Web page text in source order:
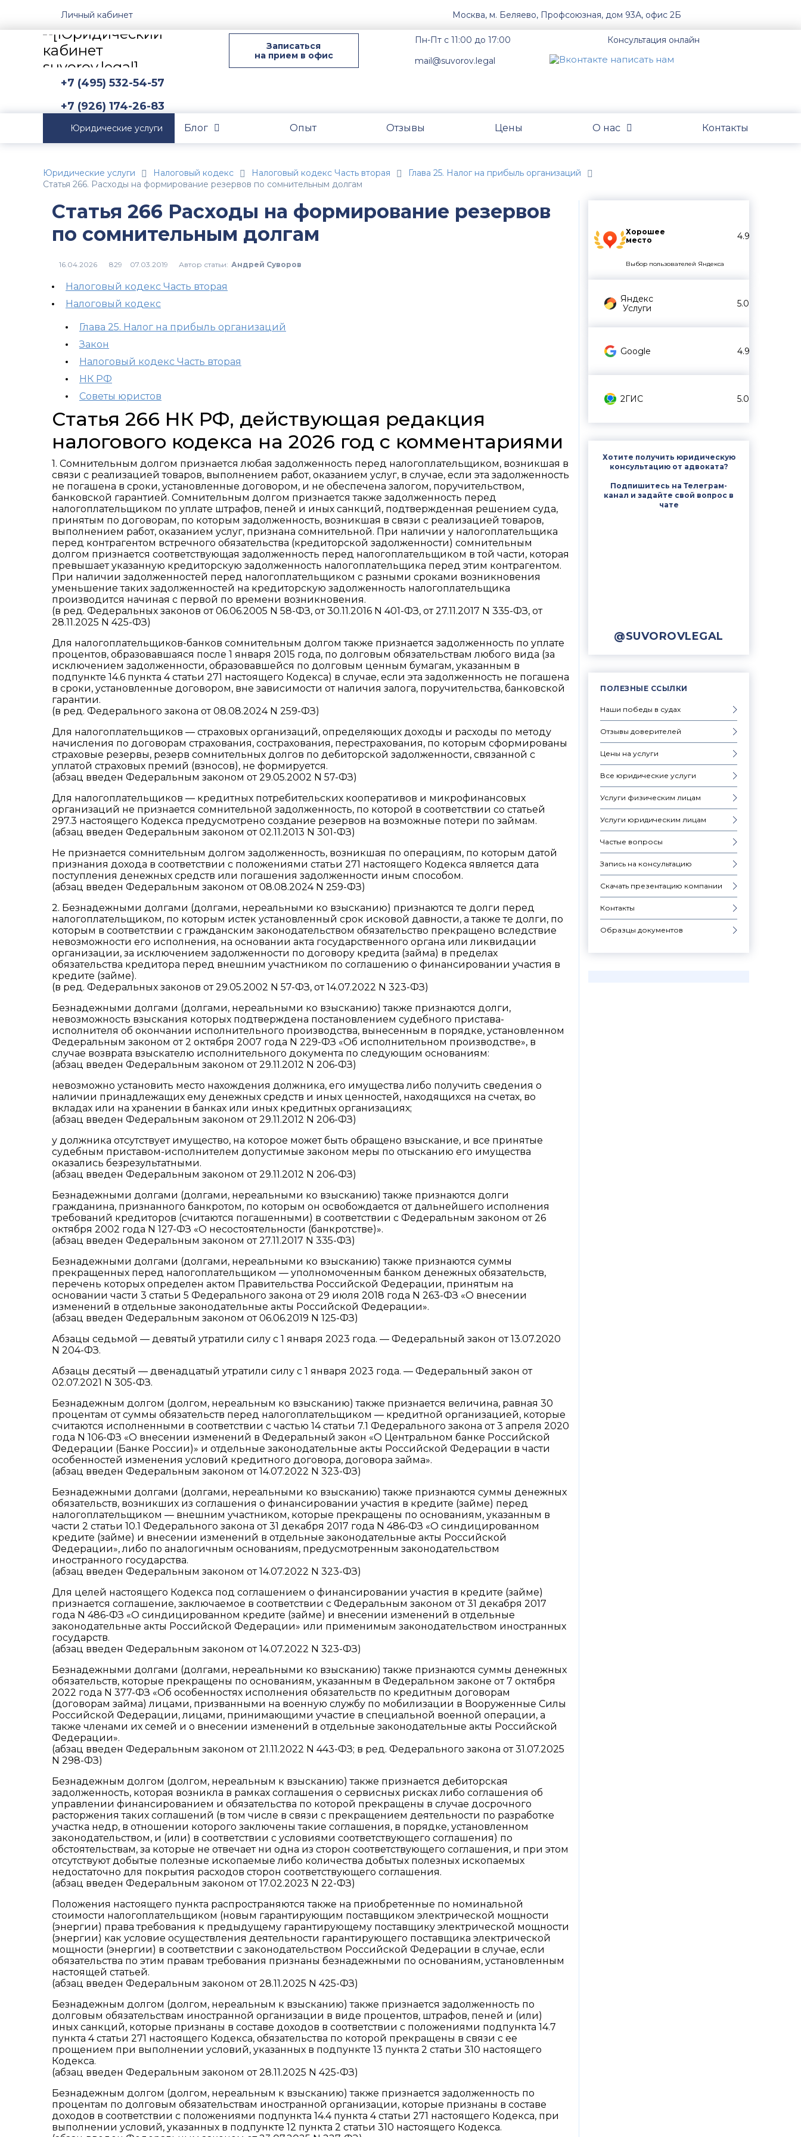
Личный кабинет Москва, м. Беляево, Профсоюзная, дом 93А, офис 2Б
Записаться
на прием в офис
Пн-Пт с 11:00 до 17:00
mail@suvorov.legal
Консультация онлайн
+7 (495) 532-54-57
+7 (926) 174-26-83
Юридические услуги Блог Опыт Отзывы Цены О нас Контакты
Юридические услуги Налоговый кодекс Налоговый кодекс Часть вторая
Глава 25. Налог на прибыль организаций
Статья 266. Расходы на формирование резервов по сомнительным долгам
Хорошее
место
4.9
Выбор пользователей Яндекса
Яндекс
Услуги
5.0
Google 4.9
2ГИС 5.0
Хотите получить юридическую
консультацию от адвоката?
Подпишитесь на Телеграм-
канал и задайте свой вопрос в
чате
@SUVOROVLEGAL
ПОЛЕЗНЫЕ ССЫЛКИ
Наши победы в судах
Отзывы доверителей
Цены на услуги
Все юридические услуги
Услуги физическим лицам
Услуги юридическим лицам
Частые вопросы
Запись на консультацию
Скачать презентацию компании
Контакты
Образцы документов
Статья 266 Расходы на формирование резервов
по сомнительным долгам
829 Автор статьи: Андрей Суворов
Налоговый кодекс Часть вторая
Налоговый кодекс
Глава 25. Налог на прибыль организаций
Закон
Налоговый кодекс Часть вторая
НК РФ
Советы юристов
Статья 266 НК РФ, действующая редакция
налогового кодекса на 2026 год с комментариями
1. Сомнительным долгом признается любая задолженность перед налогоплательщиком, возникшая в
связи с реализацией товаров, выполнением работ, оказанием услуг, в случае, если эта задолженность
не погашена в сроки, установленные договором, и не обеспечена залогом, поручительством,
банковской гарантией. Сомнительным долгом признается также задолженность перед
налогоплательщиком по уплате штрафов, пеней и иных санкций, подтвержденная решением суда,
принятым по договорам, по которым задолженность, возникшая в связи с реализацией товаров,
выполнением работ, оказанием услуг, признана сомнительной. При наличии у налогоплательщика
перед контрагентом встречного обязательства (кредиторской задолженности) сомнительным
долгом признается соответствующая задолженность перед налогоплательщиком в той части, которая
превышает указанную кредиторскую задолженность налогоплательщика перед этим контрагентом.
При наличии задолженностей перед налогоплательщиком с разными сроками возникновения
уменьшение таких задолженностей на кредиторскую задолженность налогоплательщика
производится начиная с первой по времени возникновения.
(в ред. Федеральных законов от 06.06.2005 N 58-ФЗ, от 30.11.2016 N 401-ФЗ, от 27.11.2017 N 335-ФЗ, от
28.11.2025 N 425-ФЗ)
Для налогоплательщиков-банков сомнительным долгом также признается задолженность по уплате
процентов, образовавшаяся после 1 января 2015 года, по долговым обязательствам любого вида (за
исключением задолженности, образовавшейся по долговым ценным бумагам, указанным в
подпункте 14.6 пункта 4 статьи 271 настоящего Кодекса) в случае, если эта задолженность не погашена
в сроки, установленные договором, вне зависимости от наличия залога, поручительства, банковской
гарантии.
(в ред. Федерального закона от 08.08.2024 N 259-ФЗ)
Для налогоплательщиков — страховых организаций, определяющих доходы и расходы по методу
начисления по договорам страхования, сострахования, перестрахования, по которым сформированы
страховые резервы, резерв сомнительных долгов по дебиторской задолженности, связанной с
уплатой страховых премий (взносов), не формируется.
(абзац введен Федеральным законом от 29.05.2002 N 57-ФЗ)
Для налогоплательщиков — кредитных потребительских кооперативов и микрофинансовых
организаций не признается сомнительной задолженность, по которой в соответствии со статьей
297.3 настоящего Кодекса предусмотрено создание резервов на возможные потери по займам.
(абзац введен Федеральным законом от 02.11.2013 N 301-ФЗ)
Не признается сомнительным долгом задолженность, возникшая по операциям, по которым датой
признания дохода в соответствии с положениями статьи 271 настоящего Кодекса является дата
поступления денежных средств или погашения задолженности иным способом.
(абзац введен Федеральным законом от 08.08.2024 N 259-ФЗ)
2. Безнадежными долгами (долгами, нереальными ко взысканию) признаются те долги перед
налогоплательщиком, по которым истек установленный срок исковой давности, а также те долги, по
которым в соответствии с гражданским законодательством обязательство прекращено вследствие
невозможности его исполнения, на основании акта государственного органа или ликвидации
организации, за исключением задолженности по договору кредита (займа) в пределах
обязательства кредитора перед внешним участником по соглашению о финансировании участия в
кредите (займе).
(в ред. Федеральных законов от 29.05.2002 N 57-ФЗ, от 14.07.2022 N 323-ФЗ)
Безнадежными долгами (долгами, нереальными ко взысканию) также признаются долги,
невозможность взыскания которых подтверждена постановлением судебного пристава-
исполнителя об окончании исполнительного производства, вынесенным в порядке, установленном
Федеральным законом от 2 октября 2007 года N 229-ФЗ «Об исполнительном производстве», в
случае возврата взыскателю исполнительного документа по следующим основаниям:
(абзац введен Федеральным законом от 29.11.2012 N 206-ФЗ)
невозможно установить место нахождения должника, его имущества либо получить сведения о
наличии принадлежащих ему денежных средств и иных ценностей, находящихся на счетах, во
вкладах или на хранении в банках или иных кредитных организациях;
(абзац введен Федеральным законом от 29.11.2012 N 206-ФЗ)
у должника отсутствует имущество, на которое может быть обращено взыскание, и все принятые
судебным приставом-исполнителем допустимые законом меры по отысканию его имущества
оказались безрезультатными.
(абзац введен Федеральным законом от 29.11.2012 N 206-ФЗ)
Безнадежными долгами (долгами, нереальными ко взысканию) также признаются долги
гражданина, признанного банкротом, по которым он освобождается от дальнейшего исполнения
требований кредиторов (считаются погашенными) в соответствии с Федеральным законом от 26
октября 2002 года N 127-ФЗ «О несостоятельности (банкротстве)».
(абзац введен Федеральным законом от 27.11.2017 N 335-ФЗ)
Безнадежными долгами (долгами, нереальными ко взысканию) также признаются суммы
прекращенных перед налогоплательщиком — уполномоченным банком денежных обязательств,
перечень которых определен актом Правительства Российской Федерации, принятым на
основании части 3 статьи 5 Федерального закона от 29 июля 2018 года N 263-ФЗ «О внесении
изменений в отдельные законодательные акты Российской Федерации».
(абзац введен Федеральным законом от 06.06.2019 N 125-ФЗ)
Абзацы седьмой — девятый утратили силу с 1 января 2023 года. — Федеральный закон от 13.07.2020
N 204-ФЗ.
Абзацы десятый — двенадцатый утратили силу с 1 января 2023 года. — Федеральный закон от
02.07.2021 N 305-ФЗ.
Безнадежным долгом (долгом, нереальным ко взысканию) также признается величина, равная 30
процентам от суммы обязательств перед налогоплательщиком — кредитной организацией, которые
считаются исполненными в соответствии с частью 14 статьи 7.1 Федерального закона от 3 апреля 2020
года N 106-ФЗ «О внесении изменений в Федеральный закон «О Центральном банке Российской
Федерации (Банке России)» и отдельные законодательные акты Российской Федерации в части
особенностей изменения условий кредитного договора, договора займа».
(абзац введен Федеральным законом от 14.07.2022 N 323-ФЗ)
Безнадежными долгами (долгами, нереальными ко взысканию) также признаются суммы денежных
обязательств, возникших из соглашения о финансировании участия в кредите (займе) перед
налогоплательщиком — внешним участником, которые прекращены по основаниям, указанным в
части 2 статьи 10.1 Федерального закона от 31 декабря 2017 года N 486-ФЗ «О синдицированном
кредите (займе) и внесении изменений в отдельные законодательные акты Российской
Федерации», либо по аналогичным основаниям, предусмотренным законодательством
иностранного государства.
(абзац введен Федеральным законом от 14.07.2022 N 323-ФЗ)
Для целей настоящего Кодекса под соглашением о финансировании участия в кредите (займе)
признается соглашение, заключаемое в соответствии с Федеральным законом от 31 декабря 2017
года N 486-ФЗ «О синдицированном кредите (займе) и внесении изменений в отдельные
законодательные акты Российской Федерации» или применимым законодательством иностранных
государств.
(абзац введен Федеральным законом от 14.07.2022 N 323-ФЗ)
Безнадежными долгами (долгами, нереальными ко взысканию) также признаются суммы денежных
обязательств, которые прекращены по основаниям, указанным в Федеральном законе от 7 октября
2022 года N 377-ФЗ «Об особенностях исполнения обязательств по кредитным договорам
(договорам займа) лицами, призванными на военную службу по мобилизации в Вооруженные Силы
Российской Федерации, лицами, принимающими участие в специальной военной операции, а
также членами их семей и о внесении изменений в отдельные законодательные акты Российской
Федерации».
(абзац введен Федеральным законом от 21.11.2022 N 443-ФЗ; в ред. Федерального закона от 31.07.2025
N 298-ФЗ)
Безнадежным долгом (долгом, нереальным к взысканию) также признается дебиторская
задолженность, которая возникла в рамках соглашения о сервисных рисках либо соглашения об
управлении финансированием и обязательства по которой прекращены в случае досрочного
расторжения таких соглашений (в том числе в связи с прекращением деятельности по разработке
участка недр, в отношении которого заключены такие соглашения, в порядке, установленном
законодательством, и (или) в соответствии с условиями соответствующего соглашения) по
обстоятельствам, за которые не отвечает ни одна из сторон соответствующего соглашения, и при этом
отсутствуют добытые полезные ископаемые либо количества добытых полезных ископаемых
недостаточно для покрытия расходов сторон соответствующего соглашения.
(абзац введен Федеральным законом от 17.02.2023 N 22-ФЗ)
Положения настоящего пункта распространяются также на приобретенные по номинальной
стоимости налогоплательщиком (новым гарантирующим поставщиком электрической мощности
(энергии) права требования к предыдущему гарантирующему поставщику электрической мощности
(энергии) как условие осуществления деятельности гарантирующего поставщика электрической
мощности (энергии) в соответствии с законодательством Российской Федерации в случае, если
обязательства по этим правам требования признаны безнадежными по основаниям, установленным
настоящей статьей.
(абзац введен Федеральным законом от 28.11.2025 N 425-ФЗ)
Безнадежным долгом (долгом, нереальным к взысканию) также признается задолженность по
долговым обязательствам иностранной организации в виде процентов, штрафов, пеней и (или)
иных санкций, которые признаны в составе доходов в соответствии с положениями подпункта 14.7
пункта 4 статьи 271 настоящего Кодекса, обязательства по которой прекращены в связи с ее
прощением при выполнении условий, указанных в подпункте 13 пункта 2 статьи 310 настоящего
Кодекса.
(абзац введен Федеральным законом от 28.11.2025 N 425-ФЗ)
Безнадежным долгом (долгом, нереальным к взысканию) также признается задолженность по
процентам по долговым обязательствам иностранной организации, которые признаны в составе
доходов в соответствии с положениями подпункта 14.4 пункта 4 статьи 271 настоящего Кодекса, при
выполнении условий, указанных в подпункте 12 пункта 2 статьи 310 настоящего Кодекса.